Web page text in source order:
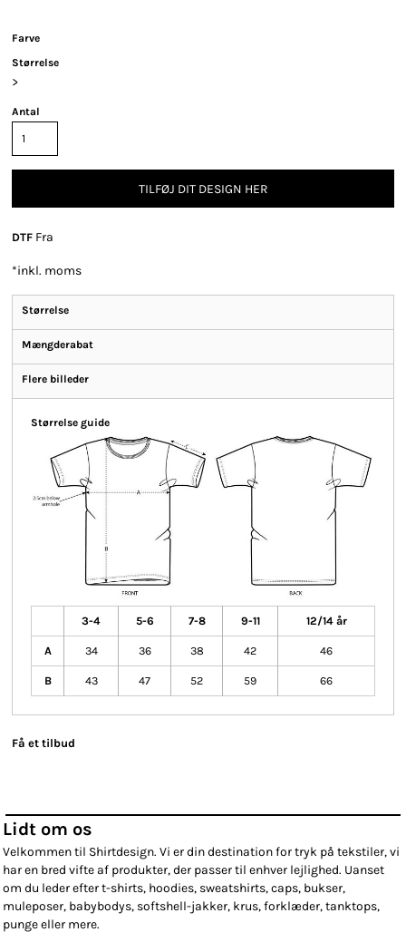
Farve
Størrelse
>
Antal
TILFØJ DIT DESIGN HER
DTF Fra
*inkl. moms
Størrelse
Mængderabat
Flere billeder
Størrelse guide
3-4 5-6 7-8 9-11 12/14 år
A 34 36 38 42 46
B 43 47 52 59 66
Få et tilbud
Lidt om os
Velkommen til Shirtdesign. Vi er din destination for tryk på tekstiler, vi
har en bred vifte af produkter, der passer til enhver lejlighed. Uanset
om du leder efter t-shirts, hoodies, sweatshirts, caps, bukser,
muleposer, babybodys, softshell-jakker, krus, forklæder, tanktops,
punge eller mere.